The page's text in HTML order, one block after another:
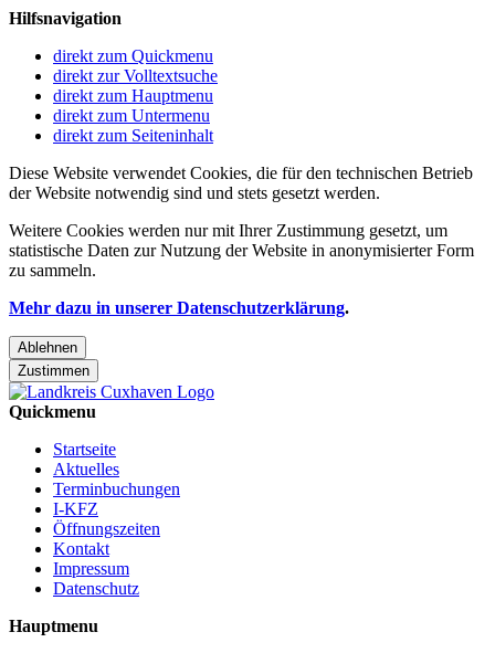
Hilfsnavigation
direkt zum Quickmenu
direkt zur Volltextsuche
direkt zum Hauptmenu
direkt zum Untermenu
direkt zum Seiteninhalt
Diese Website verwendet Cookies, die für den technischen Betrieb
der Website notwendig sind und stets gesetzt werden.
Weitere Cookies werden nur mit Ihrer Zustimmung gesetzt, um
statistische Daten zur Nutzung der Website in anonymisierter Form
zu sammeln.
Mehr dazu in unserer Datenschutzerklärung.
Ablehnen
Zustimmen
Quickmenu
Startseite
Aktuelles
Terminbuchungen
I-KFZ
Öffnungszeiten
Kontakt
Impressum
Datenschutz
Hauptmenu